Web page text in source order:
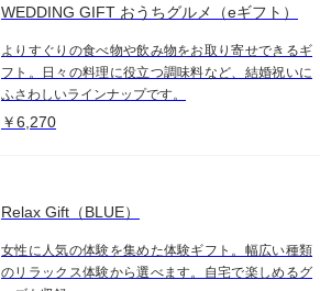
WEDDING GIFT おうちグルメ（eギフト）
よりすぐりの食べ物や飲み物をお取り寄せできるギ
フト。日々の料理に役立つ調味料など、結婚祝いに
ふさわしいラインナップです。
￥6,270
Relax Gift（BLUE）
女性に人気の体験を集めた体験ギフト。幅広い種類
のリラックス体験から選べます。自宅で楽しめるグ